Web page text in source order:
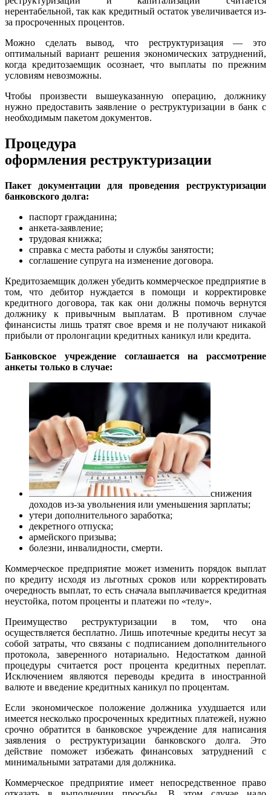
нерентабельной, так как кредитный остаток увеличивается из-
за просроченных процентов.
Можно сделать вывод, что реструктуризация — это
оптимальный вариант решения экономических затруднений,
когда кредитозаемщик осознает, что выплаты по прежним
условиям невозможны.
Чтобы произвести вышеуказанную операцию, должнику
нужно предоставить заявление о реструктуризации в банк с
необходимым пакетом документов.
Процедура
оформления реструктуризации
Пакет документации для проведения реструктуризации
банковского долга:
паспорт гражданина;
анкета-заявление;
трудовая книжка;
справка с места работы и службы занятости;
соглашение супруга на изменение договора.
Кредитозаемщик должен убедить коммерческое предприятие в
том, что дебитор нуждается в помощи и корректировке
кредитного договора, так как они должны помочь вернутся
должнику к привычным выплатам. В противном случае
финансисты лишь тратят свое время и не получают никакой
прибыли от пролонгации кредитных каникул или кредита.
Банковское учреждение соглашается на рассмотрение
анкеты только в случае:
снижения
доходов из-за увольнения или уменьшения зарплаты;
утери дополнительного заработка;
декретного отпуска;
армейского призыва;
болезни, инвалидности, смерти.
Коммерческое предприятие может изменить порядок выплат
по кредиту исходя из льготных сроков или корректировать
очередность выплат, то есть сначала выплачивается кредитная
неустойка, потом проценты и платежи по «телу».
Преимущество реструктуризации в том, что она
осуществляется бесплатно. Лишь ипотечные кредиты несут за
собой затраты, что связаны с подписанием дополнительного
протокола, заверенного нотариально. Недостатком данной
процедуры считается рост процента кредитных переплат.
Исключением являются переводы кредита в иностранной
валюте и введение кредитных каникул по процентам.
Если экономическое положение должника ухудшается или
имеется несколько просроченных кредитных платежей, нужно
срочно обратится в банковское учреждение для написания
заявления о реструктуризации банковского долга. Это
действие поможет избежать финансовых затруднений с
минимальными затратами для должника.
Коммерческое предприятие имеет непосредственное право